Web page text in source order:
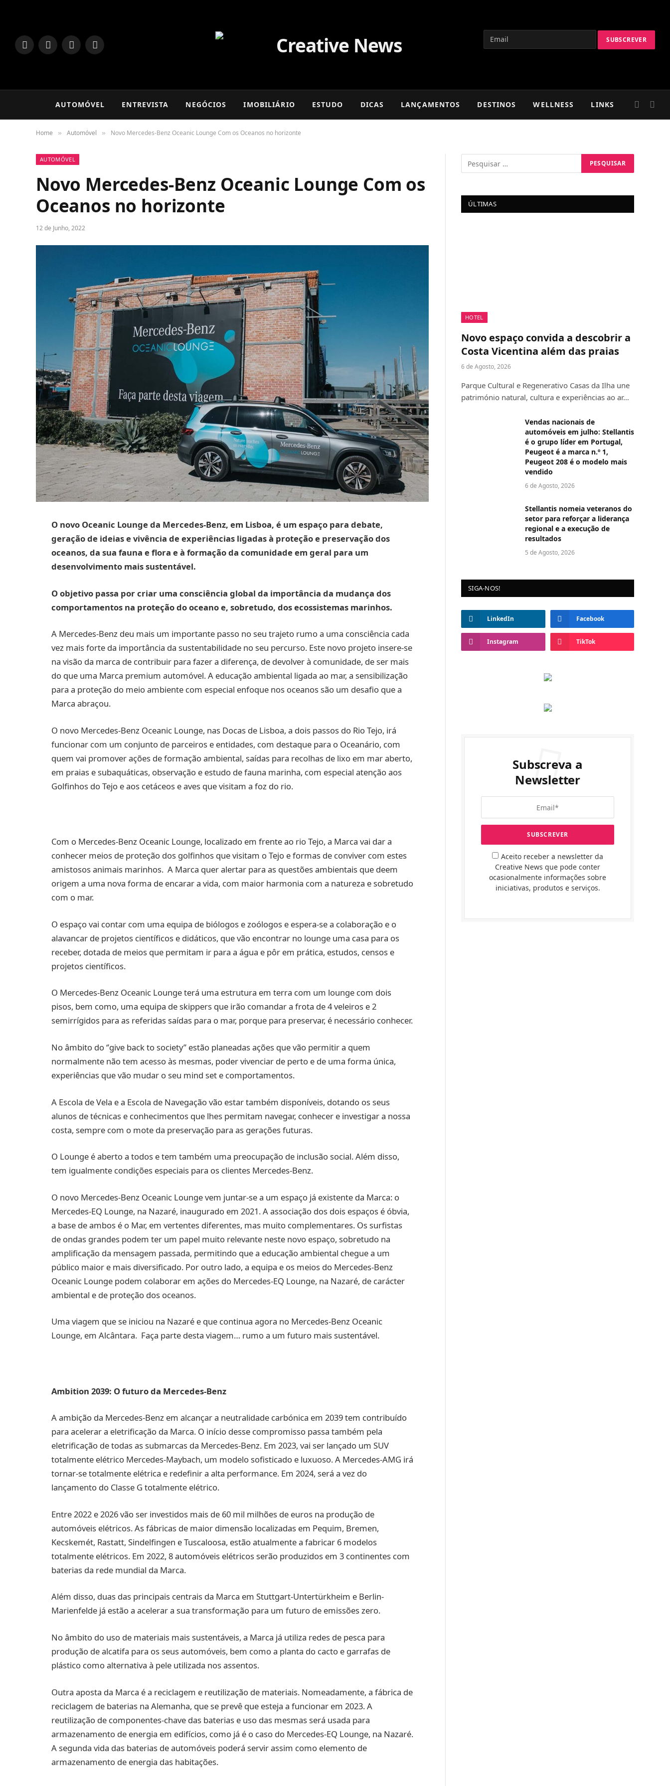
LinkedInFacebookInstagram
TikTok
AUTOMÓVEL ENTREVISTA NEGÓCIOS IMOBILIÁRIO ESTUDO DICAS LANÇAMENTOS DESTINOS WELLNESS LINKS
Home » Automóvel » Novo Mercedes-Benz Oceanic Lounge Com os Oceanos no horizonte
AUTOMÓVEL
Novo Mercedes-Benz Oceanic Lounge Com os
Oceanos no horizonte
12 de Junho, 2022
O novo Oceanic Lounge da Mercedes-Benz, em Lisboa, é um espaço para debate,
geração de ideias e vivência de experiências ligadas à proteção e preservação dos
oceanos, da sua fauna e flora e à formação da comunidade em geral para um
desenvolvimento mais sustentável.
O objetivo passa por criar uma consciência global da importância da mudança dos
comportamentos na proteção do oceano e, sobretudo, dos ecossistemas marinhos.
A Mercedes-Benz deu mais um importante passo no seu trajeto rumo a uma consciência cada
vez mais forte da importância da sustentabilidade no seu percurso. Este novo projeto insere-se
na visão da marca de contribuir para fazer a diferença, de devolver à comunidade, de ser mais
do que uma Marca premium automóvel. A educação ambiental ligada ao mar, a sensibilização
para a proteção do meio ambiente com especial enfoque nos oceanos são um desafio que a
Marca abraçou.
O novo Mercedes-Benz Oceanic Lounge, nas Docas de Lisboa, a dois passos do Rio Tejo, irá
funcionar com um conjunto de parceiros e entidades, com destaque para o Oceanário, com
quem vai promover ações de formação ambiental, saídas para recolhas de lixo em mar aberto,
em praias e subaquáticas, observação e estudo de fauna marinha, com especial atenção aos
Golfinhos do Tejo e aos cetáceos e aves que visitam a foz do rio.
Com o Mercedes-Benz Oceanic Lounge, localizado em frente ao rio Tejo, a Marca vai dar a
conhecer meios de proteção dos golfinhos que visitam o Tejo e formas de conviver com estes
amistosos animais marinhos. A Marca quer alertar para as questões ambientais que deem
origem a uma nova forma de encarar a vida, com maior harmonia com a natureza e sobretudo
com o mar.
O espaço vai contar com uma equipa de biólogos e zoólogos e espera-se a colaboração e o
alavancar de projetos científicos e didáticos, que vão encontrar no lounge uma casa para os
receber, dotada de meios que permitam ir para a água e pôr em prática, estudos, censos e
projetos científicos.
O Mercedes-Benz Oceanic Lounge terá uma estrutura em terra com um lounge com dois
pisos, bem como, uma equipa de skippers que irão comandar a frota de 4 veleiros e 2
semirrígidos para as referidas saídas para o mar, porque para preservar, é necessário conhecer.
No âmbito do ‘’give back to society’’ estão planeadas ações que vão permitir a quem
normalmente não tem acesso às mesmas, poder vivenciar de perto e de uma forma única,
experiências que vão mudar o seu mind set e comportamentos.
A Escola de Vela e a Escola de Navegação vão estar também disponíveis, dotando os seus
alunos de técnicas e conhecimentos que lhes permitam navegar, conhecer e investigar a nossa
costa, sempre com o mote da preservação para as gerações futuras.
O Lounge é aberto a todos e tem também uma preocupação de inclusão social. Além disso,
tem igualmente condições especiais para os clientes Mercedes-Benz.
O novo Mercedes-Benz Oceanic Lounge vem juntar-se a um espaço já existente da Marca: o
Mercedes-EQ Lounge, na Nazaré, inaugurado em 2021. A associação dos dois espaços é óbvia,
a base de ambos é o Mar, em vertentes diferentes, mas muito complementares. Os surfistas
de ondas grandes podem ter um papel muito relevante neste novo espaço, sobretudo na
amplificação da mensagem passada, permitindo que a educação ambiental chegue a um
público maior e mais diversificado. Por outro lado, a equipa e os meios do Mercedes-Benz
Oceanic Lounge podem colaborar em ações do Mercedes-EQ Lounge, na Nazaré, de carácter
ambiental e de proteção dos oceanos.
Uma viagem que se iniciou na Nazaré e que continua agora no Mercedes-Benz Oceanic
Lounge, em Alcântara. Faça parte desta viagem… rumo a um futuro mais sustentável.
Ambition 2039: O futuro da Mercedes-Benz
A ambição da Mercedes-Benz em alcançar a neutralidade carbónica em 2039 tem contribuído
para acelerar a eletrificação da Marca. O início desse compromisso passa também pela
eletrificação de todas as submarcas da Mercedes-Benz. Em 2023, vai ser lançado um SUV
totalmente elétrico Mercedes-Maybach, um modelo sofisticado e luxuoso. A Mercedes-AMG irá
tornar-se totalmente elétrica e redefinir a alta performance. Em 2024, será a vez do
lançamento do Classe G totalmente elétrico.
Entre 2022 e 2026 vão ser investidos mais de 60 mil milhões de euros na produção de
automóveis elétricos. As fábricas de maior dimensão localizadas em Pequim, Bremen,
Kecskemét, Rastatt, Sindelfingen e Tuscaloosa, estão atualmente a fabricar 6 modelos
totalmente elétricos. Em 2022, 8 automóveis elétricos serão produzidos em 3 continentes com
baterias da rede mundial da Marca.
Além disso, duas das principais centrais da Marca em Stuttgart-Untertürkheim e Berlin-
Marienfelde já estão a acelerar a sua transformação para um futuro de emissões zero.
No âmbito do uso de materiais mais sustentáveis, a Marca já utiliza redes de pesca para
produção de alcatifa para os seus automóveis, bem como a planta do cacto e garrafas de
plástico como alternativa à pele utilizada nos assentos.
Outra aposta da Marca é a reciclagem e reutilização de materiais. Nomeadamente, a fábrica de
reciclagem de baterias na Alemanha, que se prevê que esteja a funcionar em 2023. A
reutilização de componentes-chave das baterias e uso das mesmas será usada para
armazenamento de energia em edifícios, como já é o caso do Mercedes-EQ Lounge, na Nazaré.
A segunda vida das baterias de automóveis poderá servir assim como elemento de
armazenamento de energia das habitações.
ÚLTIMAS
HOTEL
Novo espaço convida a descobrir a
Costa Vicentina além das praias
6 de Agosto, 2026
Parque Cultural e Regenerativo Casas da Ilha une
património natural, cultura e experiências ao ar…
Vendas nacionais de
automóveis em julho: Stellantis
é o grupo líder em Portugal,
Peugeot é a marca n.º 1,
Peugeot 208 é o modelo mais
vendido
6 de Agosto, 2026
Stellantis nomeia veteranos do
setor para reforçar a liderança
regional e a execução de
resultados
5 de Agosto, 2026
SIGA-NOS!
LinkedIn Facebook
Instagram TikTok
Subscreva a
Newsletter
Aceito receber a newsletter da
Creative News que pode conter
ocasionalmente informações sobre
iniciativas, produtos e serviços.